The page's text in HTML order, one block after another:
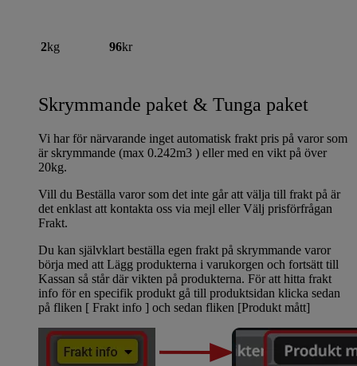
2kg 96kr
Skrymmande paket & Tunga paket
Vi har för närvarande inget automatisk frakt pris på varor som
är skrymmande (max 0.242m3 ) eller med en vikt på över
20kg.
Vill du Beställa varor som det inte går att välja till frakt på är
det enklast att kontakta oss via mejl eller Välj prisförfrågan
Frakt.
Du kan självklart beställa egen frakt på skrymmande varor
börja med att Lägg produkterna i varukorgen och fortsätt till
Kassan så står där vikten på produkterna. För att hitta frakt
info för en specifik produkt gå till produktsidan klicka sedan
på fliken [ Frakt info ] och sedan fliken [Produkt mått]